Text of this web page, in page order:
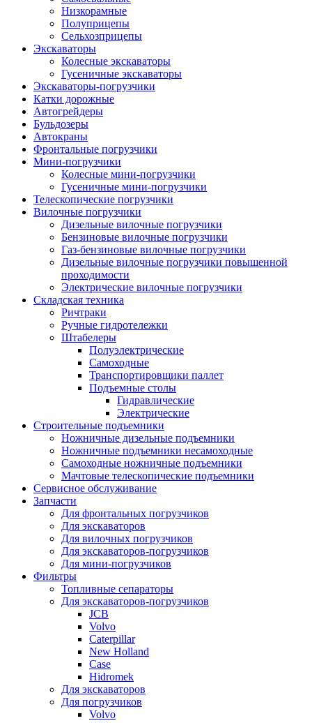
Низкорамные
Полуприцепы
Сельхозприцепы
Экскаваторы
Колесные экскаваторы
Гусеничные экскаваторы
Экскаваторы-погрузчики
Катки дорожные
Автогрейдеры
Бульдозеры
Автокраны
Фронтальные погрузчики
Мини-погрузчики
Колесные мини-погрузчики
Гусеничные мини-погрузчики
Телескопические погрузчики
Вилочные погрузчики
Дизельные вилочные погрузчики
Бензиновые вилочные погрузчики
Газ-бензиновые вилочные погрузчики
Дизельные вилочные погрузчики повышенной
проходимости
Электрические вилочные погрузчики
Складская техника
Ричтраки
Ручные гидротележки
Штабелеры
Полуэлектрические
Самоходные
Транспортировщики паллет
Подъемные столы
Гидравлические
Электрические
Строительные подъемники
Ножничные дизельные подъемники
Ножничные подъемники несамоходные
Самоходные ножничные подъемники
Мачтовые телескопические подъемники
Сервисное обслуживание
Запчасти
Для фронтальных погрузчиков
Для экскаваторов
Для вилочных погрузчиков
Для экскаваторов-погрузчиков
Для мини-погрузчиков
Фильтры
Топливные сепараторы
Для экскаваторов-погрузчиков
JCB
Volvo
Caterpillar
New Holland
Case
Hidromek
Для экскаваторов
Для погрузчиков
Volvo